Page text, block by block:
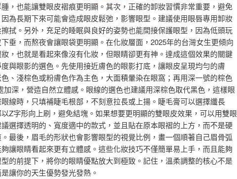
，也能讓雙眼皮褶痕更明顯。其次，正確的卸妝習慣非常重要，避免
為長期下來可能會造成眼皮鬆弛，影響眼型。建議使用眼唇專用卸妝
拭。另外，充足的睡眠與良好的姿勢也能間接保護眼型，因為低頭玩
垂，而熬夜會讓眼袋更明顯。在化妝層面，2025年的台灣女生更傾向
，也就是看起來像沒有化妝，但眼睛卻更有神。達成這個效果的關鍵
與眼影的選色。先使用接近膚色的眼影打底，讓眼皮呈現均勻的膚
、淺棕色或粉膚色作為主色，大面積暈染在眼窩；再用深一號的棕色
加深，營造自然立體感。眼線的選色也建議用深棕色取代黑色，這樣眼
線時，只填補睫毛根部，不刻意拉長或上揚。睫毛膏可以選擇纖長
Z字形向上刷，避免結塊。如果想要更明顯的雙眼皮效果，可以用雙眼
選擇透明的、寬度適中的款式，並且貼在原本眼褶的上方，而不是硬
最後，眉毛的形狀也會影響眼型的視覺比例，畫一個順著自己眉骨弧
讓眼睛看起來更有立體感。這些化妝技巧不僅簡單易上手，而且能夠
的前提下，將你的眼睛優點放大到極致。記住，溫柔調整的核心不是
讓你的天生優勢發光發熱。